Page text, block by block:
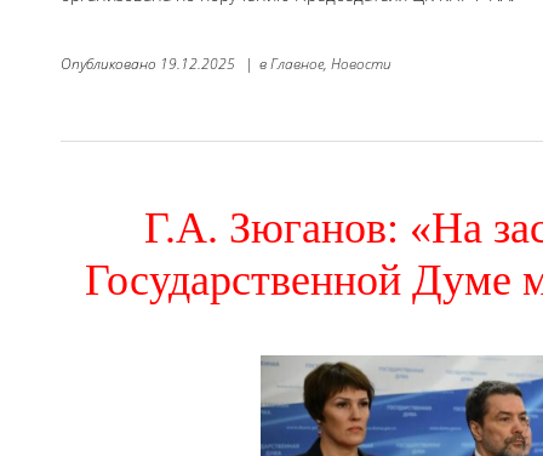
Опубликовано 19.12.2025 | вГлавное, Новости
Г.А. Зюганов: «На
Государственной Думе